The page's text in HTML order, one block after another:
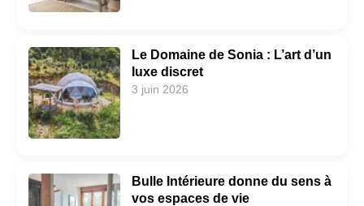
Le Domaine de Sonia : L’art d’un
luxe discret
3 juin 2026
Bulle Intérieure donne du sens à
vos espaces de vie